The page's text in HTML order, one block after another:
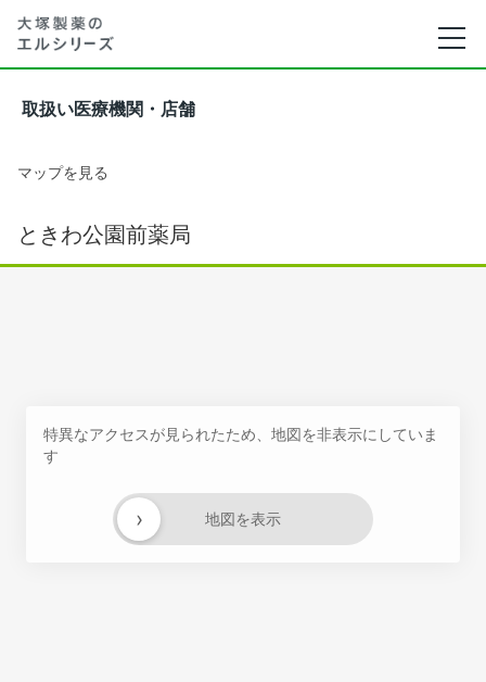
取扱い医療機関・店舗
マップを見る
ときわ公園前薬局
特異なアクセスが見られたため、地図を非表示にしていま
す
地図を表示
›